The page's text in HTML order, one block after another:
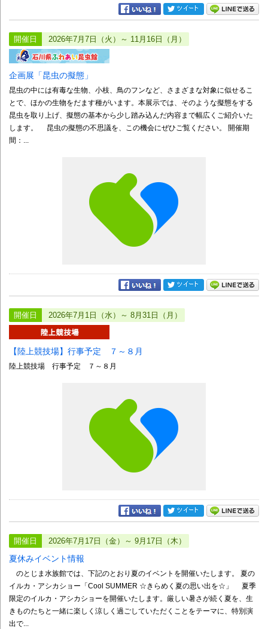
開催日 2026年7月7日（火）～ 11月16日（月）
企画展「昆虫の擬態」
昆虫の中には有毒な生物、小枝、鳥のフンなど、さまざまな対象に似せるこ
とで、ほかの生物をだます種がいます。本展示では、そのような擬態をする
昆虫を取り上げ、擬態の基本から少し踏み込んだ内容まで幅広くご紹介いた
します。 昆虫の擬態の不思議を、この機会にぜひご覧ください。 開催期
間：...
開催日 2026年7月1日（水）～ 8月31日（月）
【陸上競技場】行事予定 ７～８月
陸上競技場 行事予定 ７～８月
開催日 2026年7月17日（金）～ 9月17日（木）
夏休みイベント情報
のとじま水族館では、下記のとおり夏のイベントを開催いたします。 夏の
イルカ・アシカショー「Cool SUMMER ☆きらめく夏の思い出を☆」 夏季
限定のイルカ・アシカショーを開催いたします。厳しい暑さが続く夏を、生
きものたちと一緒に楽しく涼しく過ごしていただくことをテーマに、特別演
出で...